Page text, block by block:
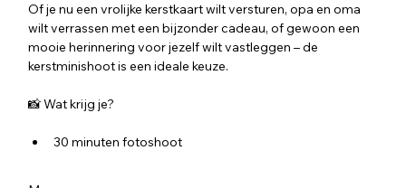
Of je nu een vrolijke kerstkaart wilt versturen, opa en oma
wilt verrassen met een bijzonder cadeau, of gewoon een
mooie herinnering voor jezelf wilt vastleggen – de
kerstminishoot is een ideale keuze.
📸 Wat krijg je?
30 minuten fotoshoot